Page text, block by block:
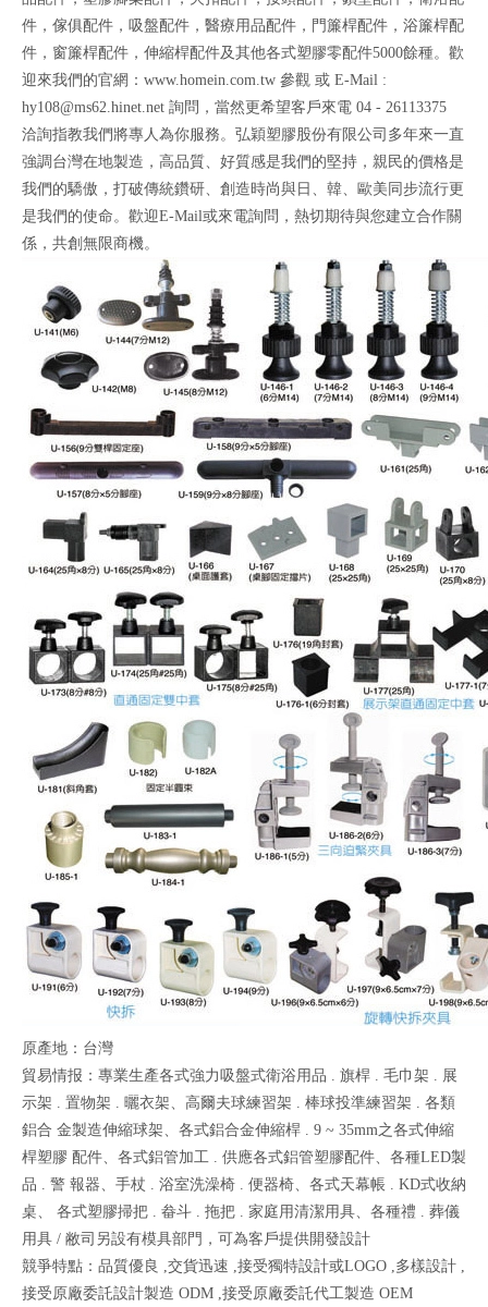
件，傢俱配件，吸盤配件，醫療用品配件，門簾桿配件，浴簾桿配
件，窗簾桿配件，伸縮桿配件及其他各式塑膠零配件5000餘種。歡
迎來我們的官網：www.homein.com.tw 參觀 或 E-Mail :
hy108@ms62.hinet.net 詢問，當然更希望客戶來電 04 - 26113375
洽詢指教我們將專人為你服務。弘穎塑膠股份有限公司多年來一直
強調台灣在地製造，高品質、好質感是我們的堅持，親民的價格是
我們的驕傲，打破傳統鑽研、創造時尚與日、韓、歐美同步流行更
是我們的使命。歡迎E-Mail或來電詢問，熱切期待與您建立合作關
係，共創無限商機。
原產地：台灣
貿易情报：專業生產各式強力吸盤式衛浴用品 . 旗桿 . 毛巾架 . 展
示架 . 置物架 . 曬衣架、高爾夫球練習架 . 棒球投準練習架 . 各類
鋁合 金製造伸縮球架、各式鋁合金伸縮桿 . 9 ~ 35mm之各式伸縮
桿塑膠 配件、各式鋁管加工 . 供應各式鋁管塑膠配件、各種LED製
品 . 警 報器、手杖 . 浴室洗澡椅 . 便器椅、各式天幕帳 . KD式收納
桌、 各式塑膠掃把 . 畚斗 . 拖把 . 家庭用清潔用具、各種禮 . 葬儀
用具 / 敝司另設有模具部門，可為客戶提供開發設計
競爭特點：品質優良 ,交貨迅速 ,接受獨特設計或LOGO ,多樣設計 ,
接受原廠委託設計製造 ODM ,接受原廠委託代工製造 OEM